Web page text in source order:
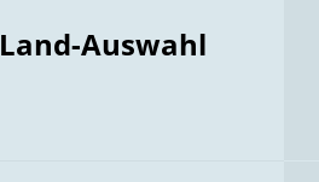
Land-Auswahl